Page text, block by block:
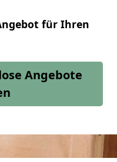
für Ihren
Angebote